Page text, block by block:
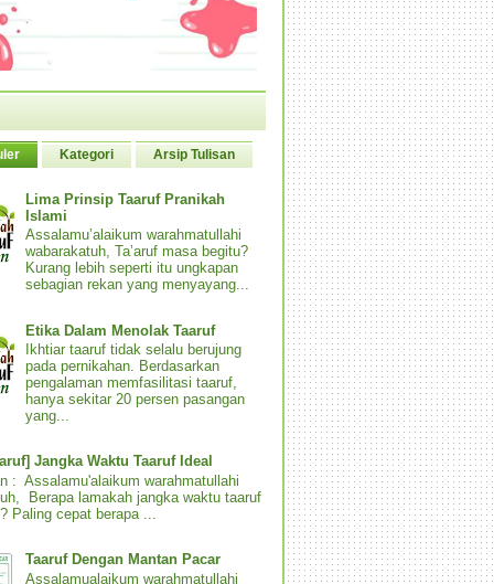
Kategori Arsip Tulisan
Lima Prinsip Taaruf Pranikah
Islami
Assalamu’alaikum warahmatullahi
wabarakatuh, Ta’aruf masa begitu?
Kurang lebih seperti itu ungkapan
sebagian rekan yang menyayang...
Etika Dalam Menolak Taaruf
Ikhtiar taaruf tidak selalu berujung
pada pernikahan. Berdasarkan
pengalaman memfasilitasi taaruf,
hanya sekitar 20 persen pasangan
yang...
Jangka Waktu Taaruf Ideal
: Assalamu'alaikum warahmatullahi
Berapa lamakah jangka waktu taaruf
Paling cepat berapa ...
Taaruf Dengan Mantan Pacar
Assalamualaikum warahmatullahi